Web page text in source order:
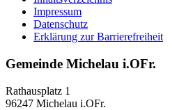
Impressum
Datenschutz
Erklärung zur Barrierefreiheit
Gemeinde Michelau i.OFr.
Rathausplatz 1
96247 Michelau i.OFr.